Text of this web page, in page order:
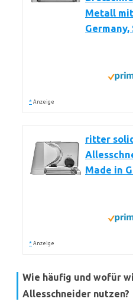
Metall
* Anzeige
ritter
Made in
* Anzeige
Wie häufig und wofür
Allesschneider nutzen?